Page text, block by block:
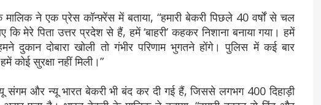
ने एक प्रेस कॉन्फ़्रेंस में बताया, “हमारी बेकरी पिछले 40 वर्षों से चल
कि मेरे पिता उत्तर प्रदेश से हैं, हमें ‘बाहरी’ कहकर निशाना बनाया गया। हमें
दुकान दोबारा खोली तो गंभीर परिणाम भुगतने होंगे। पुलिस में कई बार
कोई सुरक्षा नहीं मिली।”
संगम और न्यू भारत बेकरी भी बंद कर दी गई हैं, जिससे लगभग 400 दिहाड़ी